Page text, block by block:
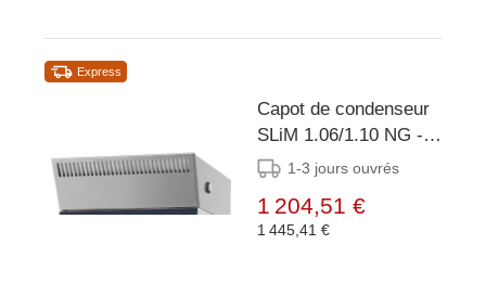
Express
Capot de condenseur
SLiM 1.06/1.10 NG -
Léventi1-3 jours ouvrés
1 204,51 €
1 445,41 €